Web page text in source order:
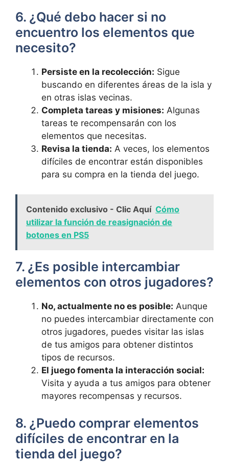
6. ¿Qué debo hacer si no
encuentro los elementos que
necesito?
Persiste en la recolección: Sigue
buscando en diferentes áreas de la isla y
en otras islas vecinas.
Completa tareas y misiones: Algunas
tareas te recompensarán con los
elementos que necesitas.
Revisa la tienda: A veces, los elementos
difíciles de encontrar están disponibles
para su compra en la tienda del juego.
Contenido exclusivo - Clic Aquí Cómo
utilizar la función de reasignación de
botones en PS5
7. ¿Es posible intercambiar
elementos con otros jugadores?
No, actualmente no es posible: Aunque
no puedes intercambiar directamente con
otros jugadores, puedes visitar las islas
de tus amigos para obtener distintos
tipos de recursos.
El juego fomenta la interacción social:
Visita y ayuda a tus amigos para obtener
mayores recompensas y recursos.
8. ¿Puedo comprar elementos
difíciles de encontrar en la
tienda del juego?